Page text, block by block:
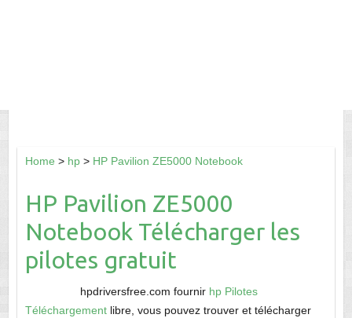
Home > hp> HP Pavilion ZE5000 Notebook
HP Pavilion ZE5000
Notebook Télécharger les
pilotes gratuit
hpdriversfree.com fournir hp Pilotes
Téléchargementlibre, vous pouvez trouver et télécharger